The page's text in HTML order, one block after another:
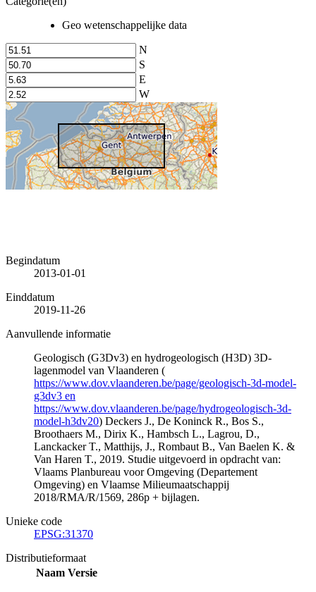
Geo wetenschappelijke data
N
S
E
W
Begindatum
2013-01-01
Einddatum
2019-11-26
Aanvullende informatie
Geologisch (G3Dv3) en hydrogeologisch (H3D) 3D-
lagenmodel van Vlaanderen (
https://www.dov.vlaanderen.be/page/geologisch-3d-model-
g3dv3 en
https://www.dov.vlaanderen.be/page/hydrogeologisch-3d-
model-h3dv20) Deckers J., De Koninck R., Bos S.,
Broothaers M., Dirix K., Hambsch L., Lagrou, D.,
Lanckacker T., Matthijs, J., Rombaut B., Van Baelen K. &
Van Haren T., 2019. Studie uitgevoerd in opdracht van:
Vlaams Planbureau voor Omgeving (Departement
Omgeving) en Vlaamse Milieumaatschappij
2018/RMA/R/1569, 286p + bijlagen.
Unieke code
EPSG:31370
Distributieformaat
Naam Versie